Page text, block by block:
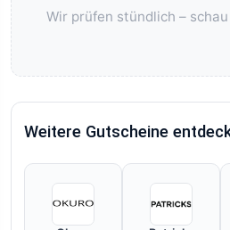
Wir prüfen stündlich –
Weitere Gutscheine